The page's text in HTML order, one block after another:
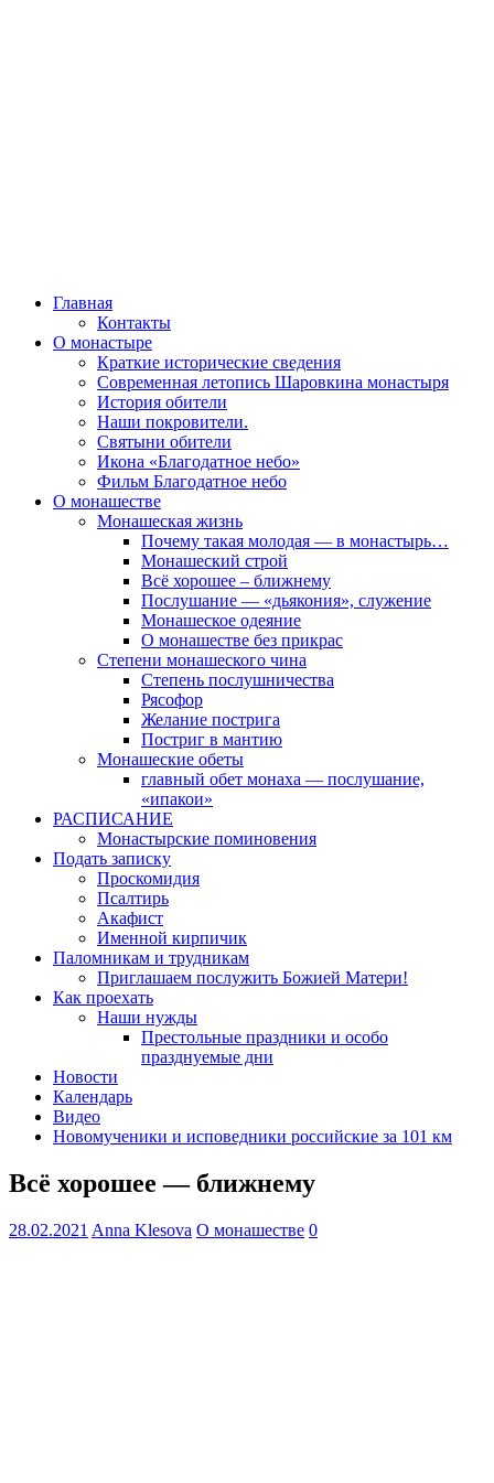
Главная
Контакты
О монастыре
Краткие исторические сведения
Современная летопись Шаровкина монастыря
История обители
Наши покровители.
Святыни обители
Икона «Благодатное небо»
Фильм Благодатное небо
О монашестве
Монашеская жизнь
Почему такая молодая — в монастырь…
Монашеский строй
Всё хорошее – ближнему
Послушание — «дьякония», служение
Монашеское одеяние
О монашестве без прикрас
Степени монашеского чина
Степень послушничества
Рясофор
Желание пострига
Постриг в мантию
Монашеские обеты
главный обет монаха — послушание,
«ипакои»
РАСПИСАНИЕ
Монастырские поминовения
Подать записку
Проскомидия
Псалтирь
Акафист
Именной кирпичик
Паломникам и трудникам
Приглашаем послужить Божией Матери!
Как проехать
Наши нужды
Престольные праздники и особо
празднуемые дни
Новости
Календарь
Видео
Новомученики и исповедники российские за 101 км
Всё хорошее — ближнему
28.02.2021 Anna Klesova О монашестве 0